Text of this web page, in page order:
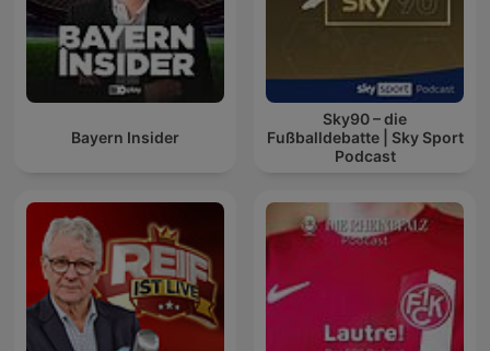
Bayern Insider
Sky90 – die
Fußballdebatte | Sky Sport
Podcast